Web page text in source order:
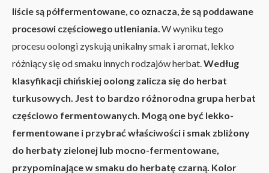
liście są półfermentowane, co oznacza, że są poddawane
procesowi częściowego utleniania.W wyniku tego
procesu oolongi zyskują unikalny smak i aromat, lekko
różniący się od smaku innych rodzajów herbat.Według
klasyfikacji chińskiej oolong zalicza się do herbat
turkusowych. Jest to bardzo różnorodna grupa herbat
częściowo fermentowanych. Mogą one być lekko-
fermentowane i przybrać właściwości i smak zbliżony
do herbaty zielonej lub mocno-fermentowane,
przypominające w smaku do herbatę czarną. Kolor